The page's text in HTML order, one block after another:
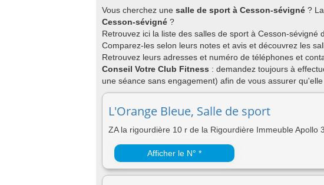
Vous cherchez une salle de sport à Cesson-sévigné ? La
Cesson-sévigné ?
Retrouvez ici la liste des salles de sport à Cesson-sévigné
Comparez-les selon leurs notes et avis et découvrez les
Retrouvez leurs adresses et numéro de téléphones et
Conseil Votre Club Fitness : demandez toujours à
une séance sans engagement) afin de vous assurer qu'elle
L'Orange Bleue, Salle de sport
ZA la rigourdière 10 r de la Rigourdière Immeuble Apollo
Afficher le N° *